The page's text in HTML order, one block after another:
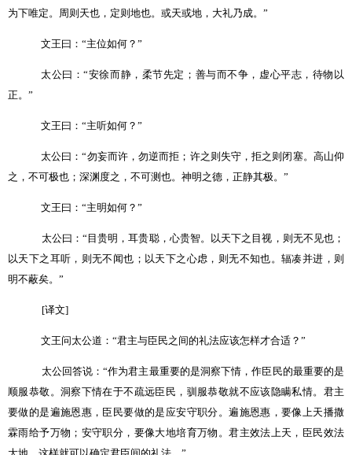
为下唯定。周则天也，定则地也。或天或地，大礼乃成。 ”
文王曰： “主位如何？ ”
太公曰：“安徐而静，柔节先定；善与而不争，虚心平志，待物以
正。 ”
文王曰： “主听如何？ ”
太公曰：“勿妄而许，勿逆而拒；许之则失守，拒之则闭塞。高山仰
之，不可极也；深渊度之，不可测也。神明之德，正静其极。 ”
文王曰： “主明如何？ ”
太公曰： “目贵明，耳贵聪，心贵智。以天下之目视，则无不见也；
以天下之耳听，则无不闻也；以天下之心虑，则无不知也。辐凑并进，则
明不蔽矣。 ”
[译文]
文王问太公道： “君主与臣民之间的礼法应该怎样才合适？ ”
太公回答说：“作为君主最重要的是洞察下情，作臣民的最重要的是
顺服恭敬。洞察下情在于不疏远臣民，驯服恭敬就不应该隐瞒私情。君主
要做的是遍施恩惠，臣民要做的是应安守职分。遍施恩惠，要像上天播撒
霖雨给予万物；安守职分，要像大地培育万物。君主效法上天，臣民效法